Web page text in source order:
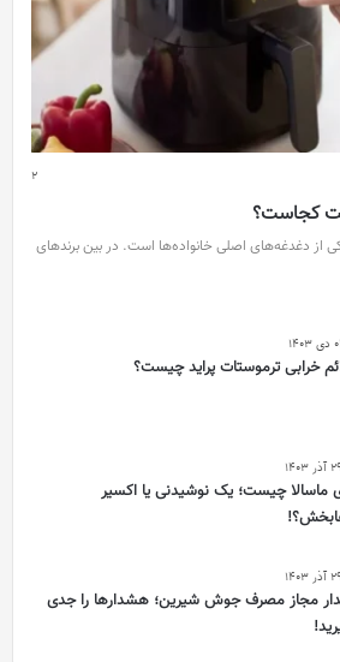
2
کجاست؟
از دغدغه‌های اصلی خانواده‌ها است. در بین برندهای
خرابی ترموستات پراید چیست؟
29 آذر 1403
ماسالا چیست؛ یک نوشیدنی یا اکسیر
29 آذر 1403
مجاز مصرف جوش شیرین؛ هشدارها را جدی